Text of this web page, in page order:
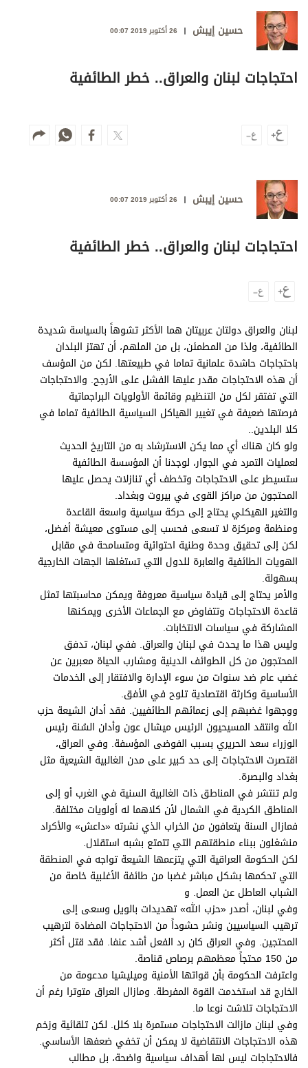
الترفيه
التعليم والمعرفة
الذكاء الاصطناعي
تغطيات
بودكاست
قصة صورة
كاريكتير
عدد اليوم
مواقيت الصلاة
الأحوال الجوية
حسين إيبش 26 أكتوبر 2019 00:07
احتجاجات لبنان والعراق.. خطر الطائفية
حسين إيبش 26 أكتوبر 2019 00:07
احتجاجات لبنان والعراق.. خطر الطائفية
لبنان والعراق دولتان عربيتان هما الأكثر تشوهاً بالسياسة شديدة
الطائفية، ولذا من المطمئن، بل من الملهم، أن تهتز البلدان
باحتجاجات حاشدة علمانية تماما في طبيعتها. لكن من المؤسف
أن هذه الاحتجاجات مقدر عليها الفشل على الأرجح. والاحتجاجات
التي تفتقر لكل من التنظيم وقائمة الأولويات البراجماتية
فرصتها ضعيفة في تغيير الهياكل السياسية الطائفية تماما في
كلا البلدين..
ولو كان هناك أي مما يكن الاسترشاد به من التاريخ الحديث
لعمليات التمرد في الجوار، لوجدنا أن المؤسسة الطائفية
ستسيطر على الاحتجاجات وتخطف أي تنازلات يحصل عليها
المحتجون من مراكز القوى في بيروت وبغداد.
والتغير الهيكلي يحتاج إلى حركة سياسية واسعة القاعدة
ومنظمة ومركزة لا تسعى فحسب إلى مستوى معيشة أفضل،
لكن إلى تحقيق وحدة وطنية احتوائية ومتسامحة في مقابل
الهويات الطائفية والعابرة للدول التي تستغلها الجهات الخارجية
بسهولة.
والأمر يحتاج إلى قيادة سياسية معروفة ويمكن محاسبتها تمثل
قاعدة الاحتجاجات وتتفاوض مع الجماعات الأخرى ويمكنها
المشاركة في سياسات الانتخابات.
وليس هذا ما يحدث في لبنان والعراق. ففي لبنان، تدفق
المحتجون من كل الطوائف الدينية ومشارب الحياة معبرين عن
غضب عام ضد سنوات من سوء الإدارة والافتقار إلى الخدمات
الأساسية وكارثة اقتصادية تلوح في الأفق.
ووجهوا غضبهم إلى زعمائهم الطائفيين. فقد أدان الشيعة حزب
الله وانتقد المسيحيون الرئيس ميشال عون وأدان السُنة رئيس
الوزراء سعد الحريري بسبب الفوضى المؤسفة. وفي العراق،
اقتصرت الاحتجاجات إلى حد كبير على مدن الغالبية الشيعية مثل
بغداد والبصرة.
ولم تنتشر في المناطق ذات الغالبية السنية في الغرب أو إلى
المناطق الكردية في الشمال لأن كلاهما له أولويات مختلفة.
فمازال السنة يتعافون من الخراب الذي نشرته «داعش» والأكراد
منشغلون ببناء منطقتهم التي تتمتع بشبه استقلال.
لكن الحكومة العراقية التي يتزعمها الشيعة تواجه في المنطقة
التي تحكمها بشكل مباشر غضبا من طائفة الأغلبية خاصة من
الشباب العاطل عن العمل. و
وفي لبنان، أصدر «حزب الله» تهديدات بالويل وسعى إلى
ترهيب السياسيين ونشر حشوداً من الاحتجاجات المضادة لترهيب
المحتجين. وفي العراق كان رد الفعل أشد عنفا. فقد قتل أكثر
من 150 محتجاً معظمهم برصاص قناصة.
واعترفت الحكومة بأن قواتها الأمنية وميليشيا مدعومة من
الخارج قد استخدمت القوة المفرطة. ومازال العراق متوترا رغم أن
الاحتجاجات تلاشت نوعا ما.
وفي لبنان مازالت الاحتجاجات مستمرة بلا كلل. لكن تلقائية وزخم
هذه الاحتجاجات الانتقاضية لا يمكن أن تخفي ضعفها الأساسي.
فالاحتجاجات ليس لها أهداف سياسية واضحة، بل مطالب